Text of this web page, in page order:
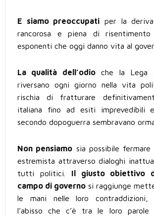
E siamo preoccupati per la deriva
rancorosa e piena di
esponenti che oggi danno vita al
La qualità dell’odioche la Lega
riversano ogni giorno nella vita
rischia di fratturare
italiana fino ad esiti imprevedibili
secondo dopoguerra sembravano
Non pensiamo sia possibile
estremista attraverso dialoghi
tutti politici. Il giusto obiettivo
campo di governo si raggiunge
le mani nelle loro contraddizioni,
l’abisso che c’è tra le loro